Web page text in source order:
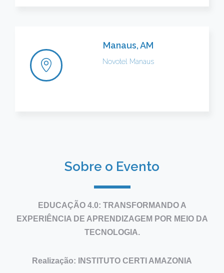
Manaus, AM
Novotel Manaus
Sobre o Evento
EDUCAÇÃO 4.0: TRANSFORMANDO A
EXPERIÊNCIA DE APRENDIZAGEM POR MEIO DA
TECNOLOGIA.
Realização: INSTITUTO CERTI AMAZONIA